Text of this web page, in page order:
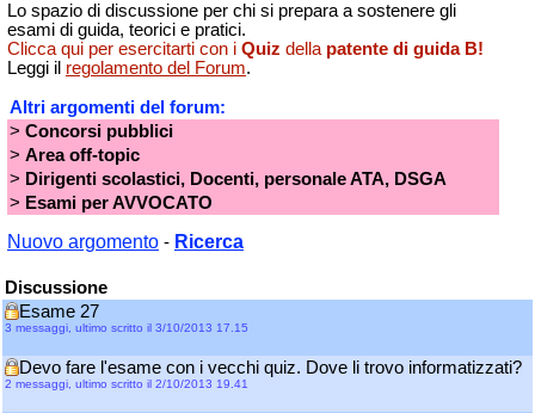
Lo spazio di discussione per chi si prepara a sostenere gli
esami di guida, teorici e pratici.
Clicca qui per esercitarti con i Quiz della patente di guida B!
Leggi il regolamento del Forum.
Altri argomenti del forum:
> Concorsi pubblici
> Area off-topic
> Dirigenti scolastici, Docenti, personale ATA, DSGA
> Esami per AVVOCATO
Nuovo argomento - Ricerca
Discussione
Esame 27
3 messaggi, ultimo scritto il 3/10/2013 17.15
Devo fare l'esame con i vecchi quiz. Dove li trovo informatizzati?
2 messaggi, ultimo scritto il 2/10/2013 19.41